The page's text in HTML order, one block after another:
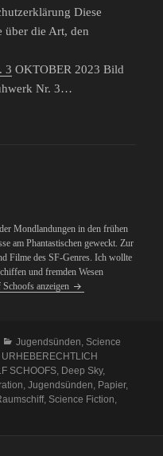
Diese
über die Art, den
3 OKTOBER 2023 Bild
Nr. 3…
Mondlandungen in den frühen
am Phantastischen geweckt. Zur
Filme des SF-Genres. Ich wollte
und fremden Wesen
anzeigen
Kategorien
Jugendsünden, Science
SCHOOFS, Deep Sky,
,Jugendsünden, Papier,
, Science Fiction,